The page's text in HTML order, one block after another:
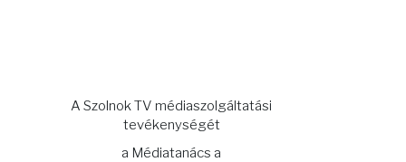
A Szolnok TV médiaszolgáltatási
tevékenységét
a Médiatanács a